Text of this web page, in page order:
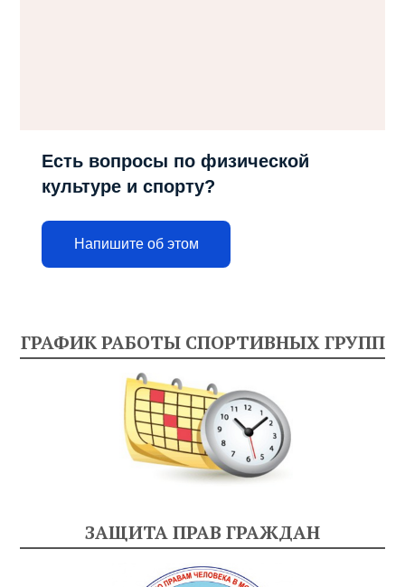
Есть вопросы по физической
культуре и спорту?
Напишите об этом
ГРАФИК РАБОТЫ СПОРТИВНЫХ ГРУПП
ЗАЩИТА ПРАВ ГРАЖДАН